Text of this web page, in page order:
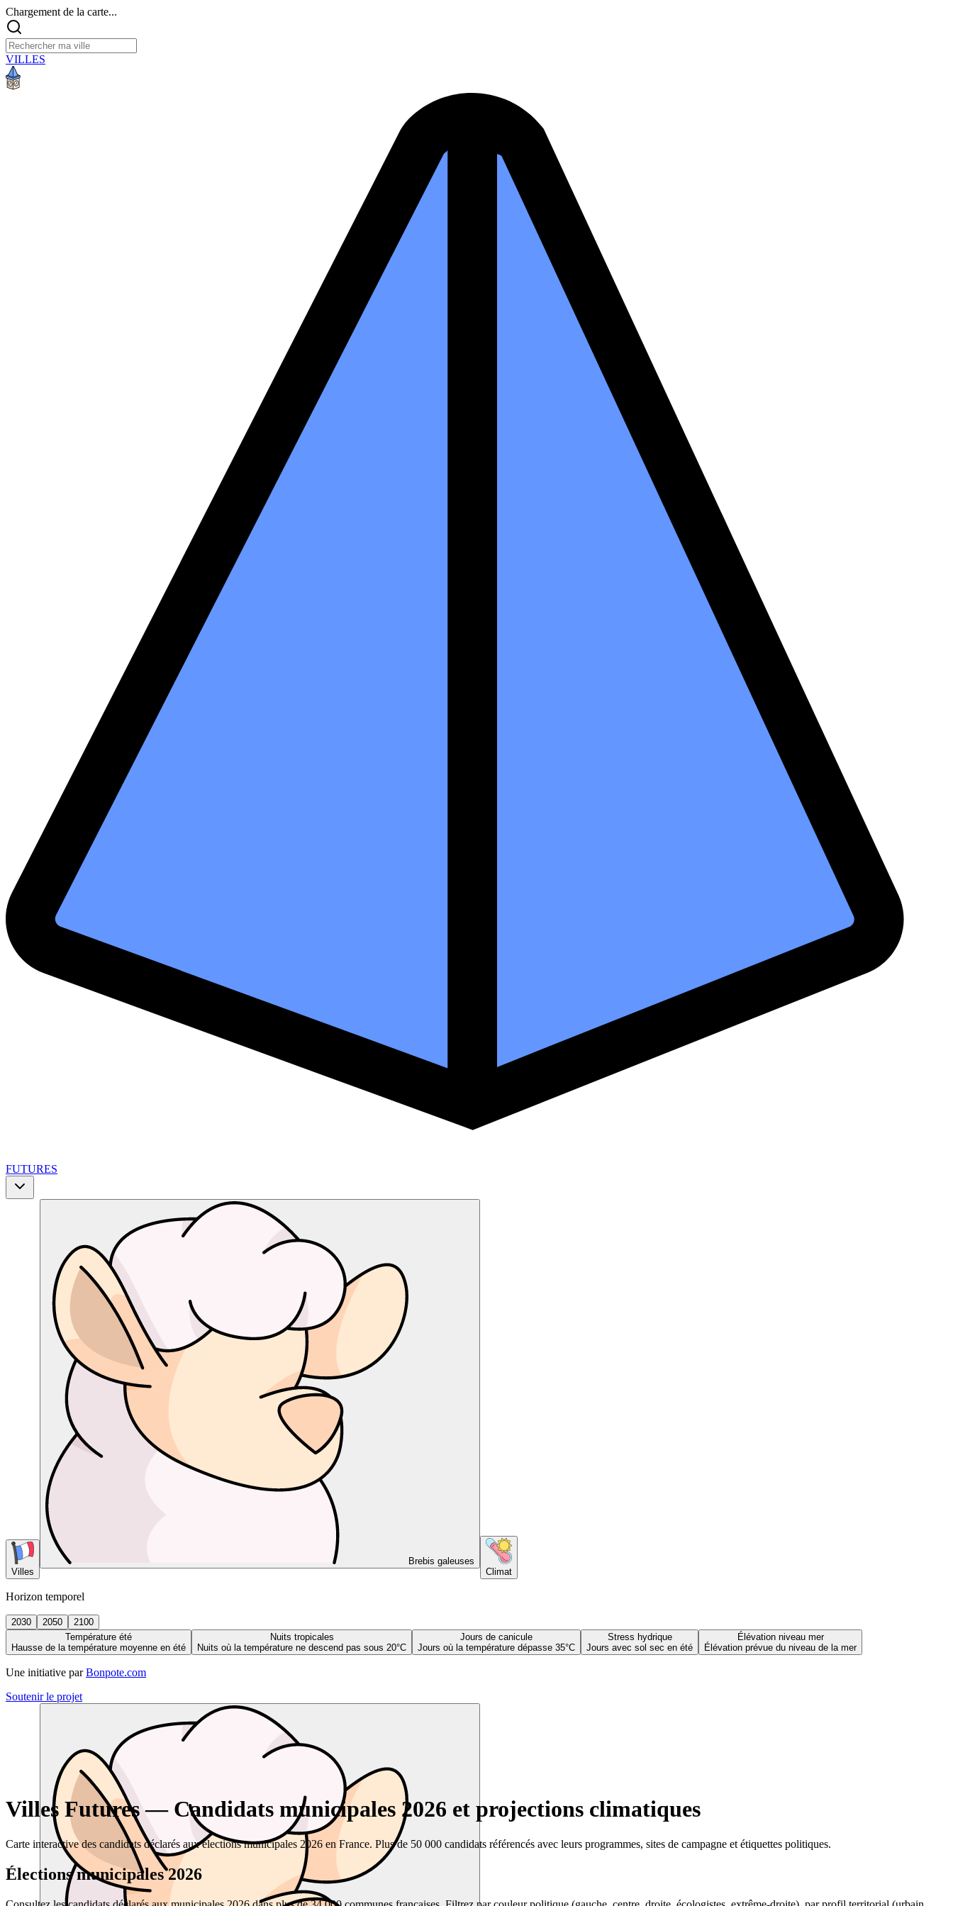
Chargement de la carte...
VILLES
FUTURES
Villes
Brebis galeuses
Climat
Horizon temporel
2030 2050
2100
Température été
Hausse de la température moyenne en été
Nuits tropicales
Nuits où la température ne descend pas sous 20°C
Jours de canicule
Jours où la température dépasse 35°C
Stress hydrique
Jours avec sol sec en été
Élévation niveau mer
Élévation prévue du niveau de la mer
Une initiative par Bonpote.com
Soutenir le projet
Villes Futures — Candidats municipales 2026 et projections climatiques
Carte interactive des candidats déclarés aux élections municipales 2026 en France. Plus de 50 000 candidats référencés avec leurs programmes, sites de campagne et étiquettes politiques.
Élections municipales 2026